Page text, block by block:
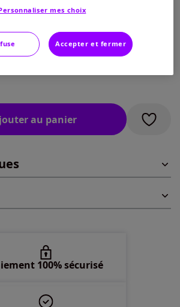
une taille
1 semaine
Guide des tailles
au panier
100% sécurisé
mes choix
Accepter et fermer